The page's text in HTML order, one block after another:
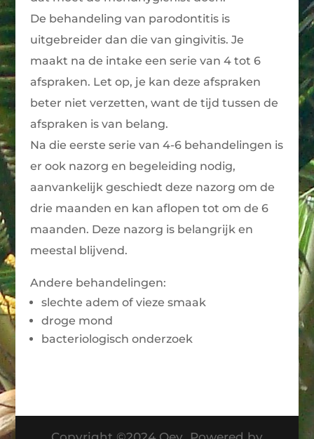
De behandeling van parodontitis is
uitgebreider dan die van gingivitis. Je
maakt na de intake een serie van 4 tot 6
afspraken. Let op, je kan deze afspraken
beter niet verzetten, want de tijd tussen de
afspraken is van belang.
Na die eerste serie van 4-6 behandelingen is
er ook nazorg en begeleiding nodig,
aanvankelijk geschiedt deze nazorg om de
drie maanden en kan aflopen tot om de 6
maanden. Deze nazorg is belangrijk en
meestal blijvend.
Andere behandelingen:
slechte adem of vieze smaak
droge mond
bacteriologisch onderzoek